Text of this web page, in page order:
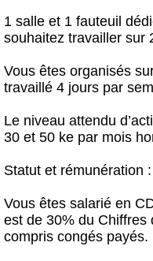
1 salle et 1 fauteuil
souhaitez travailler sur
Vous êtes organisés
travaillé 4 jours par
Le niveau attendu
30 et 50 ke par mois
Statut et rémunération :
Vous êtes salarié en
est de 30% du Chiffres
compris congés payés.